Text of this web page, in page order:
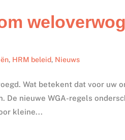
, HRM beleid, Nieuws
Wat betekent dat voor uw
De nieuwe WGA-regels
kleine...